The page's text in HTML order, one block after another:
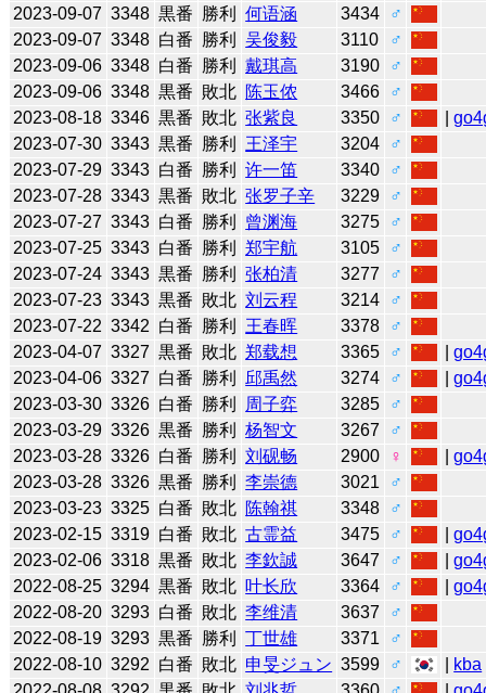
2023-09-07 3348 黒番 勝利 何语涵 3434
♂
2023-09-07 3348 白番 勝利 吴俊毅 3110
♂
2023-09-06 3348 白番 勝利 戴琪高 3190
♂
2023-09-06 3348 黒番 敗北 陈玉侬 3466
♂
2023-08-18 3346 黒番 敗北 张紫良 3350 ♂ |
2023-07-30 3343 黒番 勝利 王泽宇 3204
♂
2023-07-29 3343 白番 勝利 许一笛 3340
♂
2023-07-28 3343 黒番 敗北 张罗子辛 3229
♂
2023-07-27 3343 白番 勝利 曾渊海 3275
♂
2023-07-25 3343 白番 勝利 郑宇航 3105
♂
2023-07-24 3343 黒番 勝利 张柏清 3277
♂
2023-07-23 3343 黒番 敗北 刘云程 3214
♂
2023-07-22 3342 白番 勝利 王春晖 3378
♂
2023-04-07 3327 黒番 敗北 郑载想 3365 ♂ |
2023-04-06 3327 白番 勝利 邱禹然 3274 ♂ |
2023-03-30 3326 白番 勝利 周子弈 3285
♂
2023-03-29 3326 黒番 勝利 杨智文 3267
♂
2023-03-28 3326 白番 勝利 刘砚畅 2900 ♀ |
2023-03-28 3326 黒番 勝利 李崇德 3021
♂
2023-03-23 3325 白番 敗北 陈翰祺 3348
♂
2023-02-15 3319 白番 敗北 古霊益 3475 ♂ |
2023-02-06 3318 黒番 敗北 李欽誠 3647 ♂ |
2022-08-25 3294 黒番 敗北 叶长欣 3364 ♂ |
2022-08-20 3293 白番 敗北 李维清 3637
♂
2022-08-19 3293 黒番 勝利 丁世雄 3371
♂
2022-08-10 3292 白番 敗北 申旻ジュン 3599 ♂ kba